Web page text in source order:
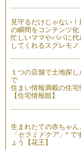
1年かけて学んだ絵本
講師」の資格をいた
読み聞かせには付き
先日「いったい、読
問を受けました！
読み聞かせのお願い
皆さん、ご家庭で読
こちらのコラムをご
字のない絵本は想像
世間では「えがな
いう本が流行ってい
見守るだけじゃない
の瞬間をコンテンツ化
忙しいママやパパに代
してくれるスグレモノ
１つの店舗で土地探
で
住まい情報満載の住宅
【住宅情報館】
生まれたての赤ちゃ
「セラミドケア」※ で
ょう【花王】